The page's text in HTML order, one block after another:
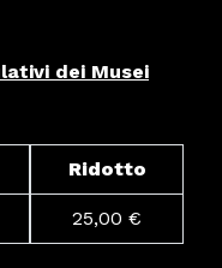
dei Musei
Ridotto
25,00 €